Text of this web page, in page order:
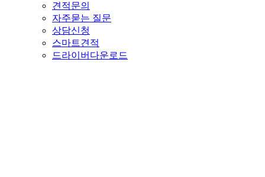
견적문의
자주묻는 질문
상담신청
스마트견적
드라이버다운로드